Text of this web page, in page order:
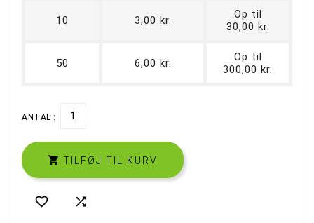
10 3,00 kr.
Op til
30,00 kr.
50 6,00 kr.
Op til
300,00 kr.
ANTAL :
 TILFØJ TIL KURV
 